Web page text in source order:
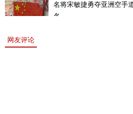
名将宋敏捷勇夺亚洲空手
名。
网友评论